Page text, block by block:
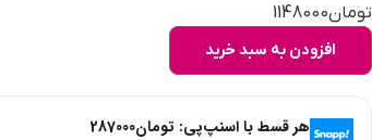
تومان1148000
افزودن به سبد خرید
هر قسط با اسنپ‌پی: تومان287000